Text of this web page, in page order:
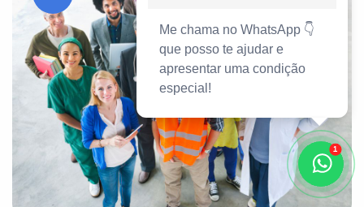
1
Me chama no WhatsApp 👇
que posso te ajudar e
apresentar uma condição
especial!